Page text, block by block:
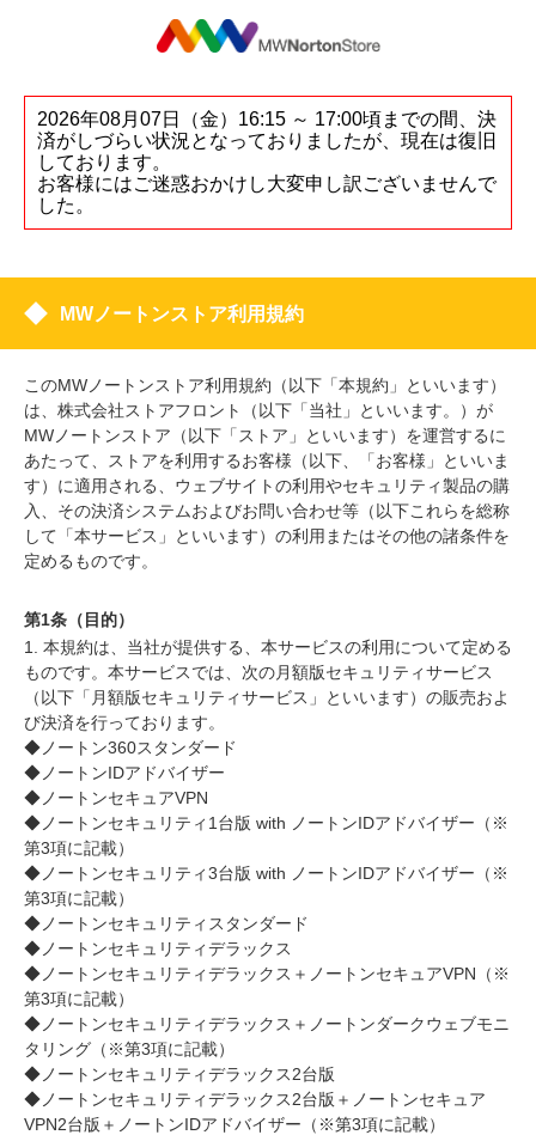
2026年08月07日（金）16:15 ～ 17:00頃までの間、決
済がしづらい状況となっておりましたが、現在は復旧
しております。
お客様にはご迷惑おかけし大変申し訳ございませんで
した。
MWノートンストア利用規約
このMWノートンストア利用規約（以下「本規約」といいます）
は、株式会社ストアフロント（以下「当社」といいます。）が
MWノートンストア（以下「ストア」といいます）を運営するに
あたって、ストアを利用するお客様（以下、「お客様」といいま
す）に適用される、ウェブサイトの利用やセキュリティ製品の購
入、その決済システムおよびお問い合わせ等（以下これらを総称
して「本サービス」といいます）の利用またはその他の諸条件を
定めるものです。
第1条（目的）
1. 本規約は、当社が提供する、本サービスの利用について定める
ものです。本サービスでは、次の月額版セキュリティサービス
（以下「月額版セキュリティサービス」といいます）の販売およ
び決済を行っております。
◆ノートン360スタンダード
◆ノートンIDアドバイザー
◆ノートンセキュアVPN
◆ノートンセキュリティ1台版 with ノートンIDアドバイザー（※
第3項に記載）
◆ノートンセキュリティ3台版 with ノートンIDアドバイザー（※
第3項に記載）
◆ノートンセキュリティスタンダード
◆ノートンセキュリティデラックス
◆ノートンセキュリティデラックス＋ノートンセキュアVPN（※
第3項に記載）
◆ノートンセキュリティデラックス＋ノートンダークウェブモニ
タリング（※第3項に記載）
◆ノートンセキュリティデラックス2台版
◆ノートンセキュリティデラックス2台版＋ノートンセキュア
VPN2台版＋ノートンIDアドバイザー（※第3項に記載）